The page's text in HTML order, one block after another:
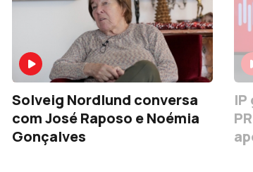
Solveig Nordlund conversa
com José Raposo e Noémia
Gonçalves